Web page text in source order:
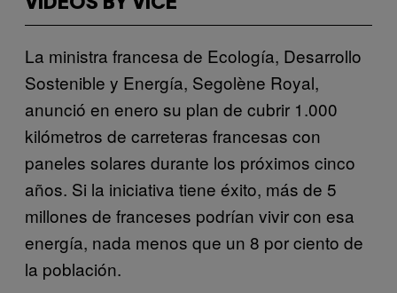
La ministra francesa de Ecología, Desarrollo
Sostenible y Energía, Segolène Royal,
anunció en enero su plan de cubrir 1.000
kilómetros de carreteras francesas con
paneles solares durante los próximos cinco
años. Si la iniciativa tiene éxito, más de 5
millones de franceses podrían vivir con esa
energía, nada menos que un 8 por ciento de
la población.